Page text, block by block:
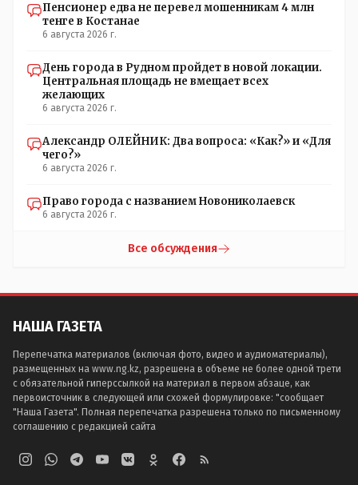
Пенсионер едва не перевел мошенникам 4 млн
тенге в Костанае
6 августа 2026 г.
День города в Рудном пройдет в новой локации.
Центральная площадь не вмещает всех
желающих
6 августа 2026 г.
Александр ОЛЕЙНИК: Два вопроса: «Как?» и «Для
чего?»
6 августа 2026 г.
Право города с названием Новониколаевск
6 августа 2026 г.
Все обсуждения
НАША ГАЗЕТА
Перепечатка материалов (включая фото, видео и аудиоматериалы),
размещенных на www.ng.kz, разрешена в объеме не более одной трети
с обязательной гиперссылкой на материал в первом абзаце, как
первоисточник в следующей или схожей формулировке: "сообщает
"Наша Газета". Полная перепечатка разрешена только по письменному
соглашению с редакцией сайта